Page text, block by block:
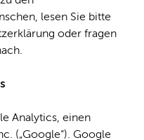
lesen Sie bitte
oder fragen
Analytics, einen
(„Google“). Google